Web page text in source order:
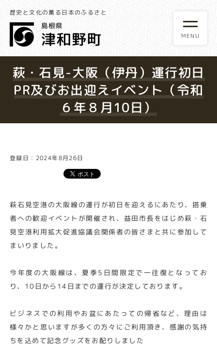
歴史と文化の薫る日本のふるさと
萩・石見-大阪（伊丹）運行初日
PR及びお出迎えイベント（令和
６年８月10日）
登録日：2024年8月26日
萩石見空港の大阪線の運行が初日を迎えるにあたり、搭乗
者への歓迎イベントが開催され、益田市長をはじめ萩・石
見空港利用拡大促進協議会関係者の皆さまと共に参加して
まいりました。
今年度の大阪線は、夏季5日間限定で一往復となってお
り、10日から14日までの運行が決定しております。
ビジネスでの利用やお盆にあたっての帰省など、理由は
様々かと思いますが多くの方々にご利用頂き、感謝の気持
ちを込めて記念グッズをお配りしました